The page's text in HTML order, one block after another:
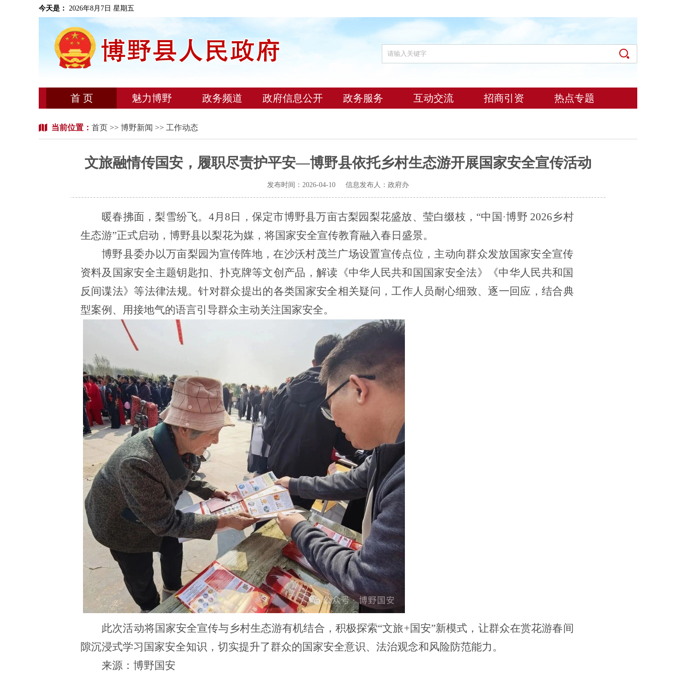
今天是： 2026年8月7日 星期五
首 页 魅力博野 政务频道 政府信息公开 政务服务 互动交流 招商引资 热点专题
当前位置： 首页 >> 博野新闻 >> 工作动态
文旅融情传国安，履职尽责护平安—博野县依托乡村生态游开展国家安全宣传活动
发布时间：2026-04-10 信息发布人：政府办
暖春拂面，梨雪纷飞。 4月8日，保定市博野县万亩古梨园梨花盛放、莹白缀枝，“中国·博野 2026乡村
生态游”正式启动，博野县以梨花为媒，将国家安全宣传教育融入春日盛景。
博野县委办以万亩梨园为宣传阵地，在沙沃村茂兰广场设置宣传点位，主动向群众发放国家安全宣传
资料及国家安全主题钥匙扣、扑克牌等文创产品，解读《中华人民共和国国家安全法》《中华人民共和国
反间谍法》 等法律法规。针对群众提出的各类国家安全相关疑问，工作人员耐心细致、逐一回应，结合典
型案例、用接地气的语言引导群众主动关注国家安全。
此次活动将国家安全宣传与乡村生态游有机结合，积极探索“文旅+国安”新模式，让群众在赏花游春间
隙沉浸式学习国家安全知识，切实提升了群众的国家安全意识、法治观念和风险防范能力。
来源：博野国安